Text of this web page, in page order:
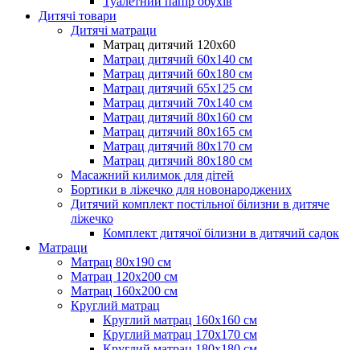
Дитячі товари
Дитячі матраци
Матрац дитячий 120х60
Матрац дитячий 60х140 см
Матрац дитячий 60х180 см
Матрац дитячий 65х125 см
Матрац дитячий 70х140 см
Матрац дитячий 80х160 см
Матрац дитячий 80х165 см
Матрац дитячий 80х170 см
Матрац дитячий 80х180 см
Масажний килимок для дітей
Бортики в ліжечко для новонароджених
Дитячий комплект постільної білизни в дитяче
ліжечко
Комплект дитячої білизни в дитячий садок
Матраци
Матрац 80х190 см
Матрац 120х200 см
Матрац 160х200 см
Круглий матрац
Круглий матрац 160х160 см
Круглий матрац 170х170 см